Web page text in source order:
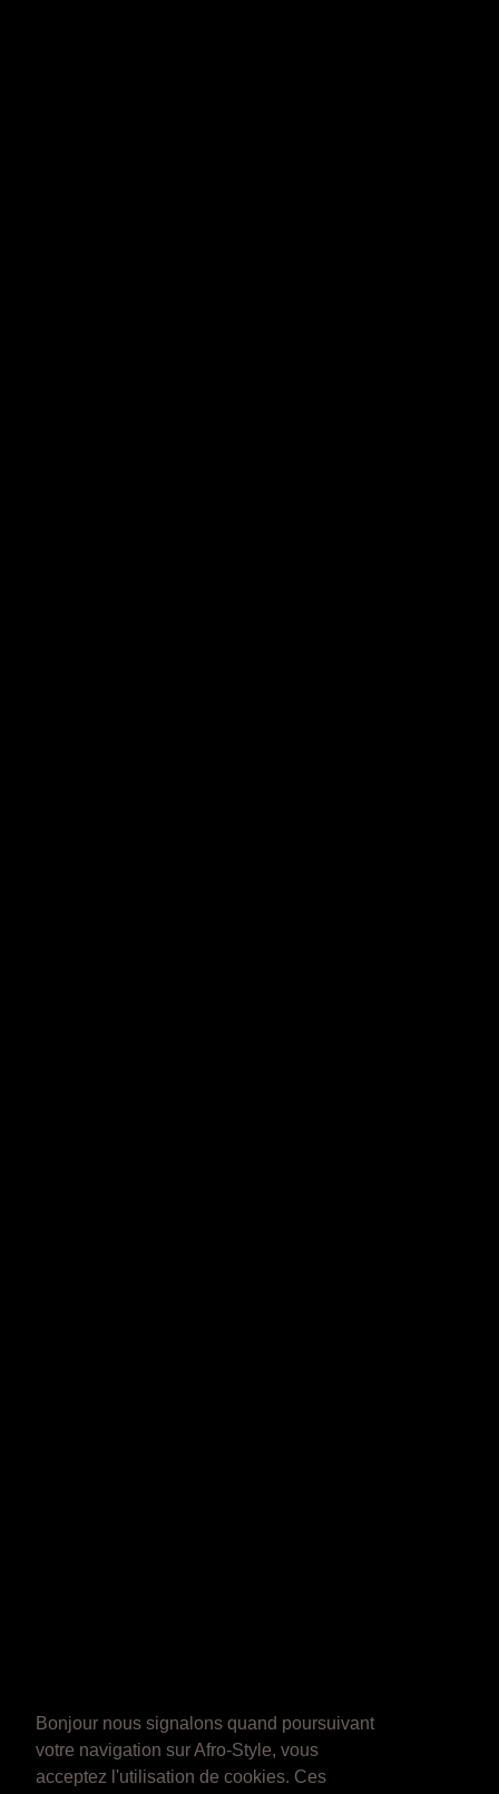
Bonjour nous signalons quand poursuivant
votre navigation sur Afro-Style, vous
acceptez l'utilisation de cookies. Ces